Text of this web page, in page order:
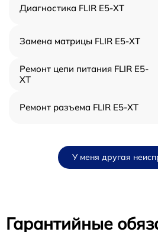
Диагностика FLIR E5-XT
Замена матрицы FLIR E5-XT
Ремонт цепи питания FLIR E5-
XT
Ремонт разъема FLIR E5-XT
У меня другая
Гарантийные